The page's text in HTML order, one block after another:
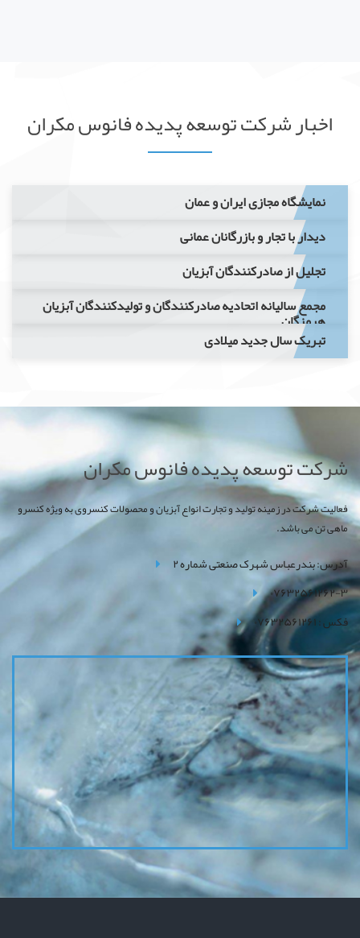
اخبار شرکت توسعه پدیده فانوس مکران
نمایشگاه مجازی ایران و عمان
دیدار با تجار و بازرگانان عمانی
تجلیل از صادرکنندگان آبزیان
مجمع سالیانه اتحادیه صادرکنندگان و تولیدکنندگان آبزیان
هرمزگان
تبریک سال جدید میلادی
شرکت توسعه پدیده فانوس مکران
فعالیت شرکت در زمینه تولید و تجارت انواع آبزیان و محصولات کنسروی به ویژه کنسرو
ماهی تن می باشد.
آدرس: بندرعباس شهرک صنعتی شماره ۲
۰۷۶۳۲۵۶۱۲۶۲-۳
فکس : ۰۷۶۳۲۵۶۱۲۶۱